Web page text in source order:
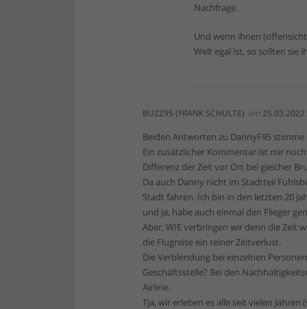
Nachfrage.
Und wenn ihnen
Welt egal ist, so sollten sie
BUZZ95 (FRANK SCHULTE) am 25.03.2022
Beiden Antworten zu DannyF95
Ein zusätzlicher Kommentar ist mir
Differenz der Zeit vor Ort bei gleicher
Da auch Danny nicht im Stadtteil
Stadt fahren. Ich bin in den letzten 20
und ja, habe auch einmal den Flieger
Aber, WIE verbringen wir denn die Zeit
die Flugreise ein reiner Zeitverlust.
Die Verblendung bei einzelnen
Geschäftsstelle? Bei den
Airline.
Tja, wir erleben es alle seit vielen